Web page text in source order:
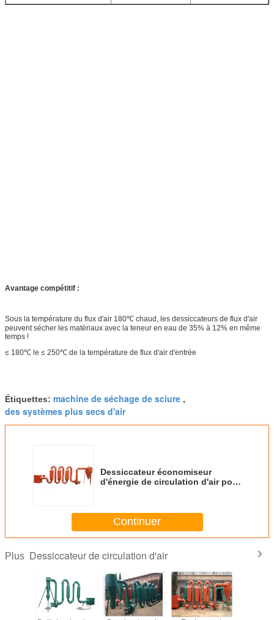
Avantage compétitif :
Sous la température du flux d'air 180℃ chaud, les dessiccateurs de flux d'air
peuvent sécher les matériaux avec la teneur en eau de 35% à 12% en même
temps !
≤ 180℃ le ≤ 250℃ de la température de flux d'air d'entrée
Étiquettes: machine de séchage de sciure ,
des systèmes plus secs d'air
Dessiccateur économiseur
d'énergie de circulation d'air pour
Continuer
Plus Dessiccateur de circulation d'air